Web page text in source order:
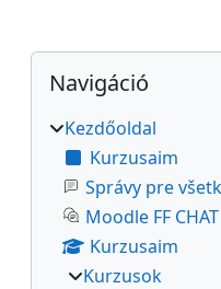
Blokkok
Navigáció kihagyása
Navigáció
Kezdőoldal
Kurzusaim
Správy pre
Moodle FF CHAT
Kurzusaim
Kurzusok